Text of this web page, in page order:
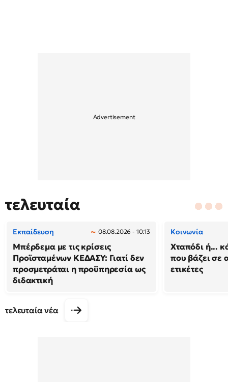
τελευταία
Εκπαίδευση 08.08.2026 - 10:13
Μπέρδεμα με τις κρίσεις
Προϊσταμένων ΚΕΔΑΣΥ: Γιατί δεν
προσμετράται η προϋπηρεσία ως
διδακτική
Κοινωνία
Χταπόδι ή...
που βάζει σε
ετικέτες
τελευταία νέα